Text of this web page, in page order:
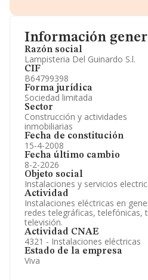
Información
Razón social
Lampisteria Del Guinardo S.l.
CIF
B64799398
Forma jurídica
Sociedad limitada
Sector
Construcción y actividades
inmobiliarias
Fecha de constitución
15-4-2008
Fecha último cambio
8-2-2026
Objeto social
Instalaciones y servicios
Actividad
Instalaciones eléctricas en
redes telegráficas, telefónicas,
televisión.
Actividad CNAE
4321 - Instalaciones eléctricas
Estado de la empresa
Viva
Información oficial y